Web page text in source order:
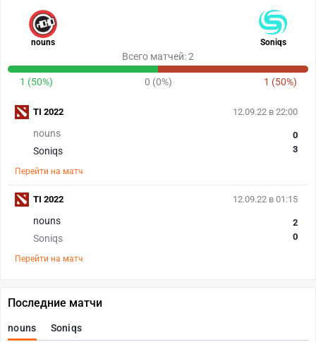
nouns Soniqs
Всего матчей: 2
1 (50%) 0 (0%) 1 (50%)
12.09.22 в 22:00
nouns
Soniqs
0
3
Перейти на матч
TI 2022
12.09.22 в 01:15
nouns
Soniqs
2
0
Перейти на матч
TI 2022
Последние матчи
nouns Soniqs